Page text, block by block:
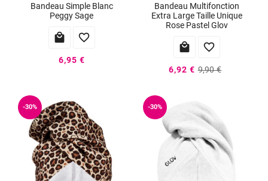
Bandeau Simple Blanc
Peggy Sage
 
6,95 €
Bandeau Multifonction
Extra Large Taille Unique
Rose Pastel Glov
 
6,92 € 9,90 €
-30% -30%